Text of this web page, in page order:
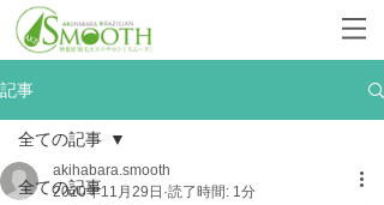
記事
全ての記事
全ての記事
akihabara.smooth
2020年11月29日 読了時間: 1分